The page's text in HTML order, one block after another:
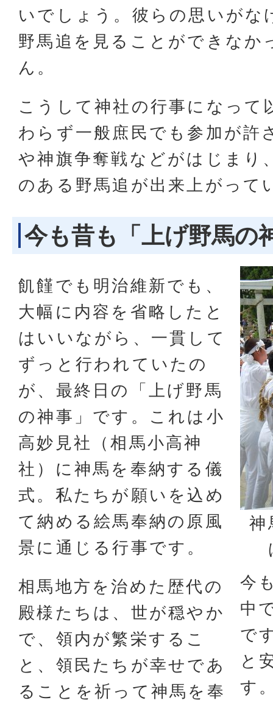
いでしょう。彼らの思いがな
野馬追を見ることができなか
ん。
こうして神社の行事になって
わらず一般庶民でも参加が許
や神旗争奪戦などがはじまり
のある野馬追が出来上がって
今も昔も「上げ野馬の
神
今
中
で
と
す
飢饉でも明治維新でも、
大幅に内容を省略したと
はいいながら、一貫して
ずっと行われていたの
が、最終日の「上げ野馬
の神事」です。これは小
高妙見社（相馬小高神
社）に神馬を奉納する儀
式。私たちが願いを込め
て納める絵馬奉納の原風
景に通じる行事です。
相馬地方を治めた歴代の
殿様たちは、世が穏やか
で、領内が繁栄するこ
と、領民たちが幸せであ
ることを祈って神馬を奉